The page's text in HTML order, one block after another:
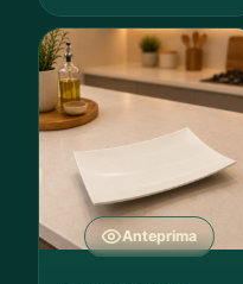
Anteprima